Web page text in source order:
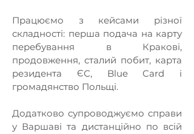
Працюємо з кейсами різної
складності: перша подача на карту
перебування в Кракові,
продовження, сталий побит, карта
резидента ЄС, Blue Card і
громадянство Польщі.
Додатково супроводжуємо справи
у Варшаві та дистанційно по всій